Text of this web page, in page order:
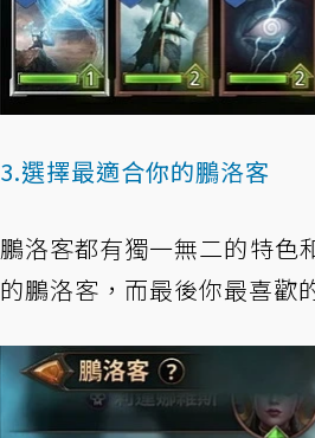
3.選擇最適合你的鵬洛客
鵬洛客都有獨一無二的特色
的鵬洛客，而最後你最喜歡